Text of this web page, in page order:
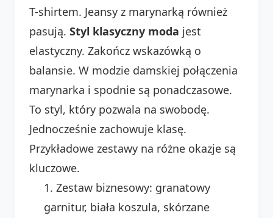
T-shirtem. Jeansy z marynarką również
pasują. Styl klasyczny moda jest
elastyczny. Zakończ wskazówką o
balansie. W modzie damskiej połączenia
marynarka i spodnie są ponadczasowe.
To styl, który pozwala na swobodę.
Jednocześnie zachowuje klasę.
Przykładowe zestawy na różne okazje są
kluczowe.
Zestaw biznesowy: granatowy
garnitur, biała koszula, skórzane